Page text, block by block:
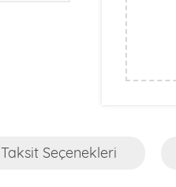
Taksit Seçenekleri